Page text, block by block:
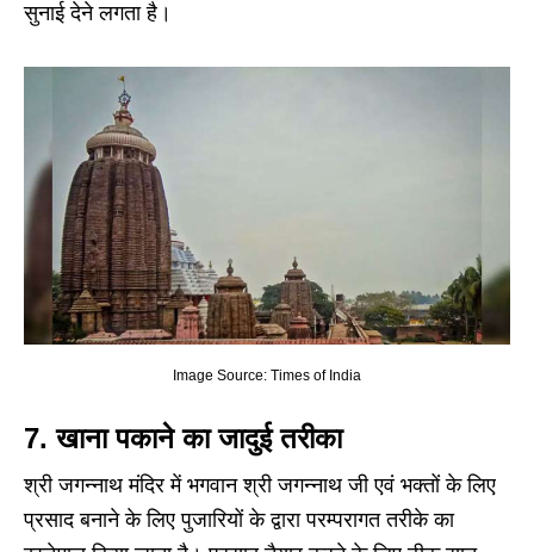
सुनाई देने लगता है।
Image Source: Times of India
7. खाना पकाने का जादुई तरीका
श्री जगन्नाथ मंदिर में भगवान श्री जगन्नाथ जी एवं भक्तों के लिए
प्रसाद बनाने के लिए पुजारियों के द्वारा परम्परागत तरीके का